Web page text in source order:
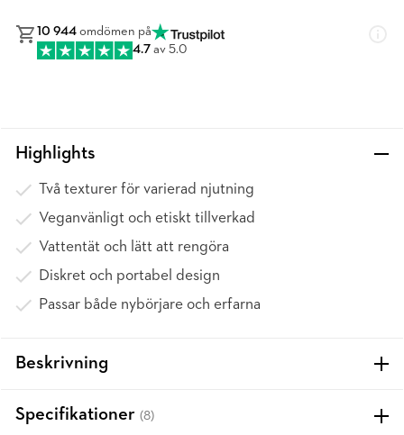
10 944 omdömen på
4.7 av 5.0
Highlights
Två texturer för varierad njutning
Veganvänligt och etiskt tillverkad
Vattentät och lätt att rengöra
Diskret och portabel design
Passar både nybörjare och erfarna
Beskrivning
Specifikationer (8)